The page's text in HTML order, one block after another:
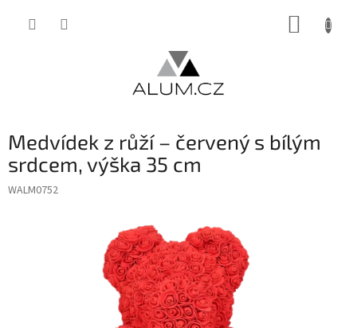
Medvídek z růží – červený s bílým
srdcem, výška 35 cm
WALM0752